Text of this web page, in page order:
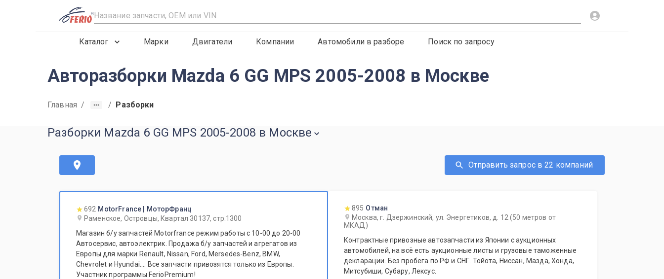
R
Каталог Марки Двигатели Компании Автомобили в разборе Поиск по запросу
Авторазборки Mazda 6 GG MPS 2005-2008 в Москве
Главная / / Разборки
Разборки Mazda 6 GG MPS 2005-2008 в Москве
Отправить запрос в 22 компаний
692 MotorFrance | МоторФранц
Раменское, Островцы, Квартал 30137, стр.1300
Магазин б/у запчастей Motorfrance режим работы с 10-00 до 20-00
Автосервис, автоэлектрик. Продажа б/у запчастей и агрегатов из
Европы для марки Renault, Nissan, Ford, Mersedes-Benz, BMW,
Chevrolet и Hyundai.... Все запчасти привозятся только из Европы.
Участник программы FerioPremium!
895 Отман
Москва, г. Дзержинский, ул. Энергетиков, д. 12 (50 метров от
МКАД)
Контрактные привозные автозапчасти из Японии с аукционных
автомобилей, на всё есть аукционные листы и грузовые таможенные
декларации. Без пробега по РФ и СНГ. Тойота, Ниссан, Мазда, Хонда,
Митсубиши, Субару, Лексус.